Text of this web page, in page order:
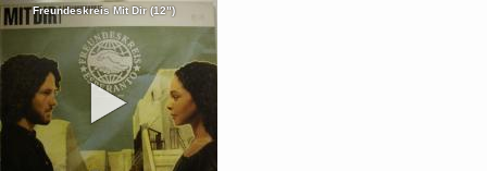
Freundeskreis Mit Dir (12")